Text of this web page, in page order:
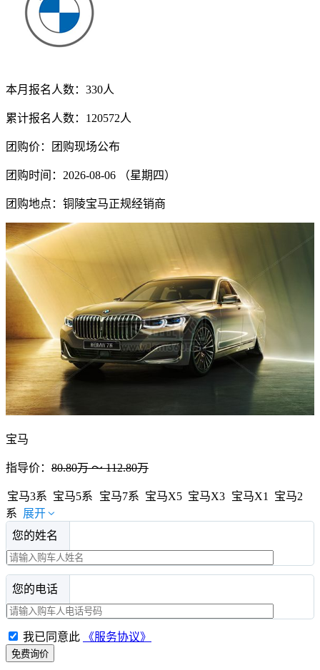
本月报名人数： 330人
累计报名人数： 120572人
团购价： 团购现场公布
团购时间： 2026-08-06 （星期四）
团购地点： 铜陵宝马正规经销商
宝马
指导价： 80.80万 ～ 112.80万
宝马3系 宝马5系 宝马7系 宝马X5 宝马X3 宝马X1 宝马2
系 展开
您的姓名
您的电话
我已同意此 《服务协议》